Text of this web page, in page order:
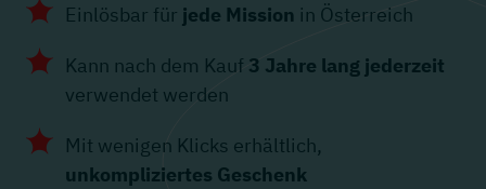
Einlösbar für jede Mission in Österreich
Kann nach dem Kauf 3 Jahre lang jederzeit
verwendet werden
Mit wenigen Klicks erhältlich,
unkompliziertes Geschenk